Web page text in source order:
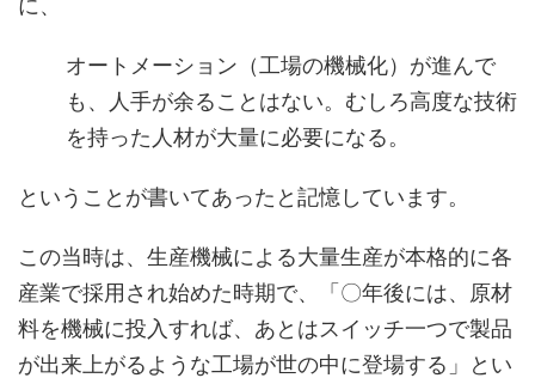
に、
オートメーション（工場の機械化）が進んで
も、人手が余ることはない。むしろ高度な技術
を持った人材が大量に必要になる。
ということが書いてあったと記憶しています。
この当時は、生産機械による大量生産が本格的に各
産業で採用され始めた時期で、「〇年後には、原材
料を機械に投入すれば、あとはスイッチ一つで製品
が出来上がるような工場が世の中に登場する」とい